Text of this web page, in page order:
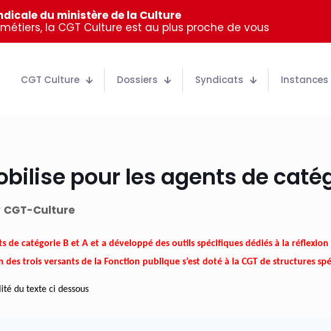
du ministère de la Culture
la CGT Culture est au plus proche de vous
CGT Culture Dossiers Syndicats
pour les agents de
CGT-Culture
de catégorie B et A et a développé des outils spécifiques dédiés à la
des trois versants de la Fonction publique s’est doté à la CGT de structures
du texte ci dessous